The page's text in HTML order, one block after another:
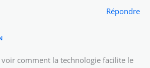
Répondre
voir comment la technologie facilite le